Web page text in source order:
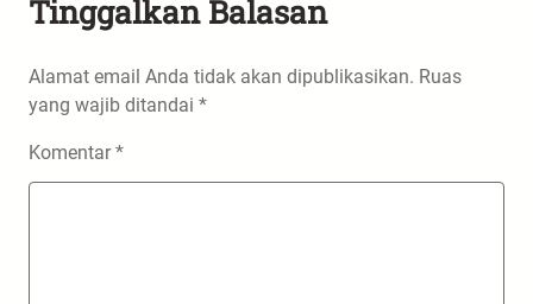
Tinggalkan Balasan
Alamat email Anda tidak akan dipublikasikan. Ruas
yang wajib ditandai *
Komentar*